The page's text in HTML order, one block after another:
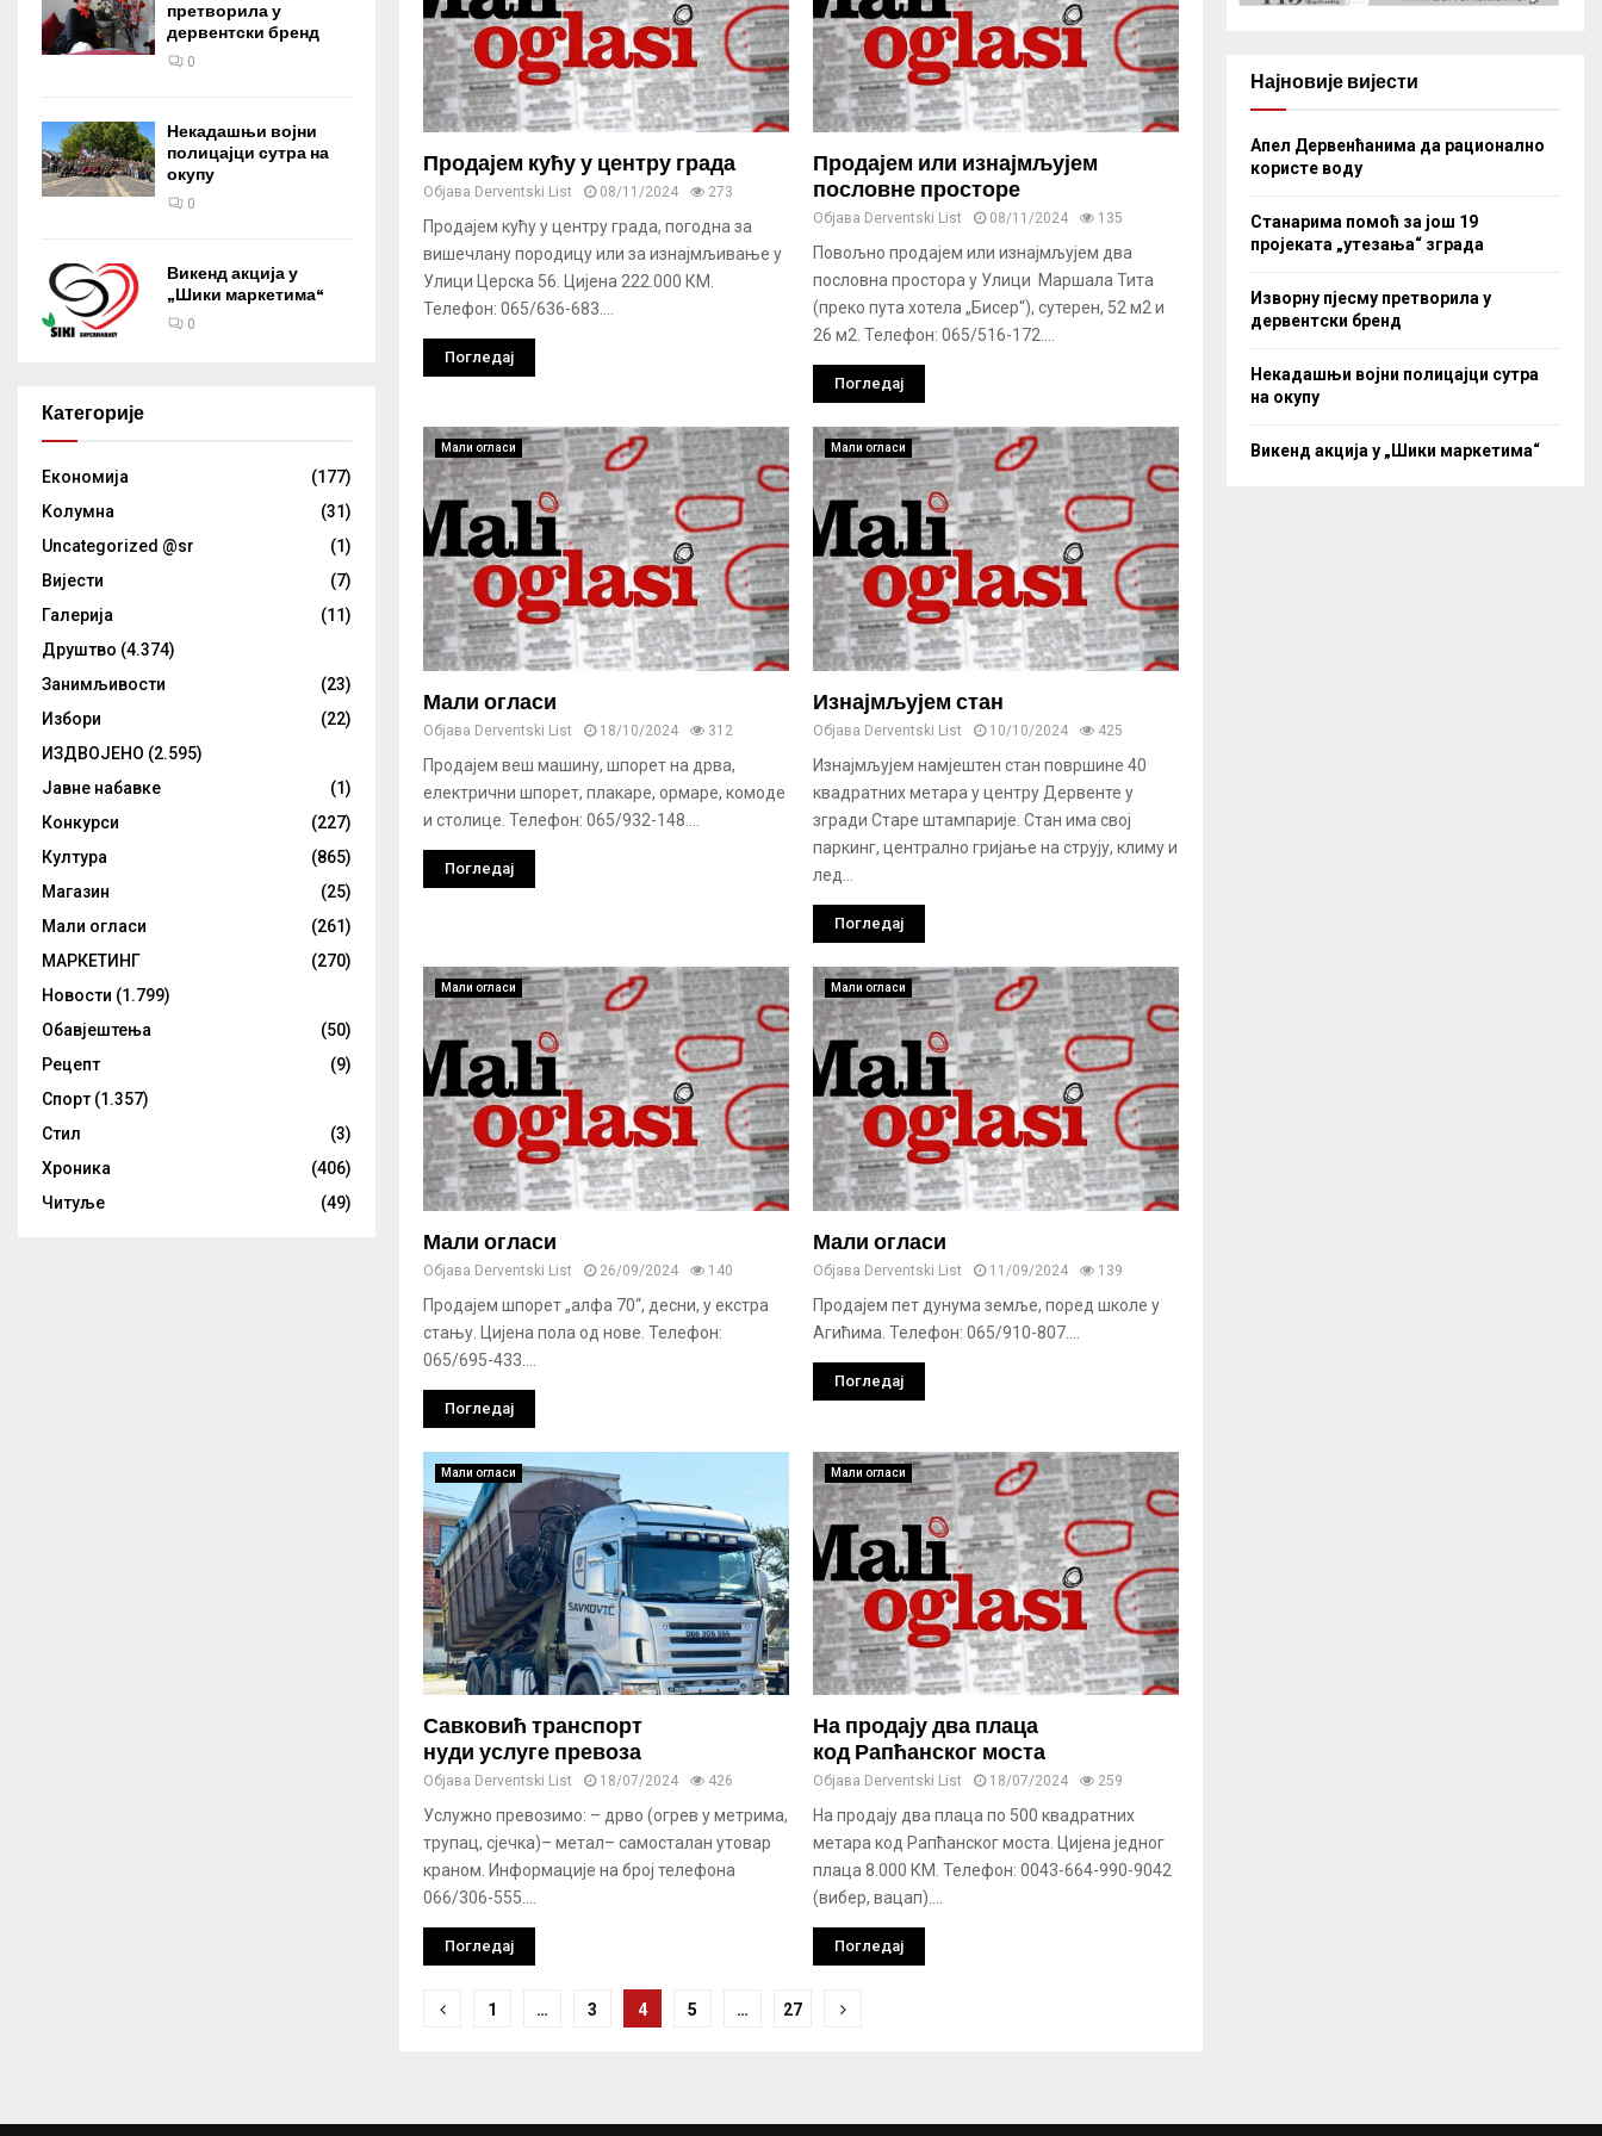
Продајем кућу у центру града
Објава Derventski List 08/11/2024 273
Продајем кућу у центру града, погодна за
вишечлану породицу или за изнајмљивање у
Улици Церска 56. Цијена 222.000 КМ.
Телефон: 065/636-683....
Погледај
Продајем или изнајмљујем
пословне просторе
Објава Derventski List 08/11/2024 135
Повољно продајем или изнајмљујем два
пословна простора у Улици Маршала Тита
(преко пута хотела „Бисер“), сутерен, 52 м2 и
26 м2. Телефон: 065/516-172....
Погледај
Мали огласи
Мали огласи
Објава Derventski List 18/10/2024 312
Продајем веш машину, шпорет на дрва,
електрични шпорет, плакаре, ормаре, комоде
и столице. Телефон: 065/932-148....
Погледај
Мали огласи
Изнајмљујем стан
Објава Derventski List 10/10/2024 425
Изнајмљујем намјештен стан површине 40
квадратних метара у центру Дервенте у
згради Старе штампарије. Стан има свој
паркинг, централно гријање на струју, климу и
лед...
Погледај
Мали огласи
Мали огласи
Објава Derventski List 26/09/2024 140
Продајем шпорет „алфа 70“, десни, у екстра
стању. Цијена пола од нове. Телефон:
065/695-433....
Погледај
Мали огласи
Мали огласи
Објава Derventski List 11/09/2024 139
Продајем пет дунума земље, поред школе у
Агићима. Телефон: 065/910-807....
Погледај
Мали огласи
Савковић транспорт
нуди услуге превоза
Објава Derventski List 18/07/2024 426
Услужно превозимо: – дрво (огрев у метрима,
трупац, сјечка)– метал– самосталан утовар
краном. Информације на број телефона
066/306-555....
Погледај
Мали огласи
На продају два плаца
код Рапћанског моста
Објава Derventski List 18/07/2024 259
На продају два плаца по 500 квадратних
метара код Рапћанског моста. Цијена једног
плаца 8.000 КМ. Телефон: 0043-664-990-9042
(вибер, вацап)....
Погледај
Кретање
1 … 3 4 5 … 27
претворила у
дервентски бренд
0
Некадашњи војни
полицајци сутра на
окупу
0
Викенд акција у
„Шики маркетима“
0
Категорије
Eкономија
(177)
Kолумнa
(31)
Uncategorized @sr
(1)
Вијести
(7)
Галерија
(11)
Друштво (4.374)
Занимљивости
(23)
Избори
(22)
ИЗДВОЈЕНО (2.595)
Јавне набавке
(1)
Конкурси
(227)
Култура
(865)
Магазин
(25)
Мали огласи
(261)
МАРКЕТИНГ
(270)
Новости (1.799)
Обавјештења
(50)
Рецепт
(9)
Спорт (1.357)
Стил
(3)
Хроника
(406)
Читуље
(49)
Најновије вијести
Апел Дервенћанима да рационално
користе воду
Станарима помоћ за још 19
пројеката „утезања“ зграда
Изворну пјесму претворила у
дервентски бренд
Некадашњи војни полицајци сутра
на окупу
Викенд акција у „Шики маркетима“